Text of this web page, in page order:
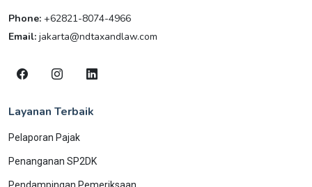
Phone: +62821-8074-4966
Email: jakarta@ndtaxandlaw.com
Layanan Terbaik
Pelaporan Pajak
Penanganan SP2DK